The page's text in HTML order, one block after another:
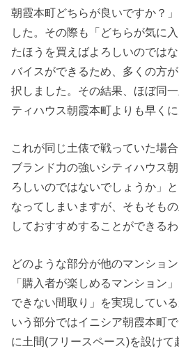
朝霞本町どちらが良いですか？
した。その際も「どちらが気に
たほうを買えばよろしいのでは
バイスができるため、多くの方
択しました。その結果、ほぼ同
ティハウス朝霞本町よりも早くに
これが同じ土俵で戦っていた場
ブランド力の強いシティハウス
ろしいのではないでしょうか」
なってしまいますが、そもそも
しておすすめすることができるわ
どのような部分が他のマンショ
「購入者が楽しめるマンション
できない間取り」を実現してい
いう部分ではイニシア朝霞本町
に土間(フリースペース)を設けて